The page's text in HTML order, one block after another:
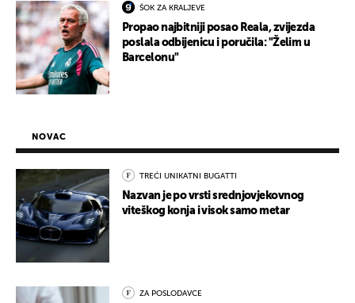
ŠOK ZA KRALJEVE
Propao najbitniji posao Reala, zvijezda
poslala odbijenicu i poručila: "Želim u
Barcelonu"
NOVAC
TREĆI UNIKATNI BUGATTI
Nazvan je po vrsti srednjovjekovnog
viteškog konja i visok samo metar
ZA POSLODAVCE